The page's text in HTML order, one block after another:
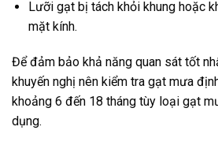
Lưỡi gạt bị tách khỏi khung hoặc
mặt kính.
Để đảm bảo khả năng quan sát tốt
khuyến nghị nên kiểm tra gạt mưa
khoảng 6 đến 18 tháng tùy loại gạt
dụng.